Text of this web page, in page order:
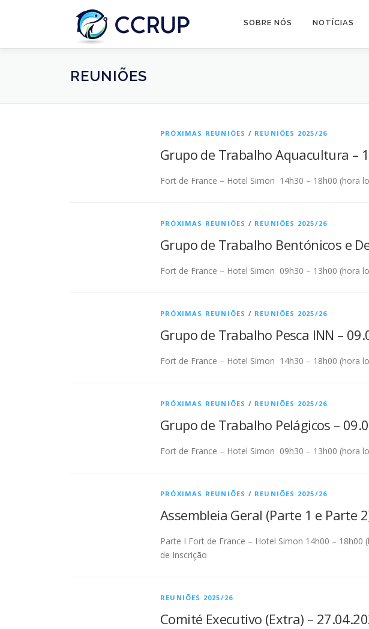
SOBRE NÓS NOTÍCIAS
REUNIÕES
PRÓXIMAS REUNIÕES / REUNIÕES 2025/26
Grupo de Trabalho Aquacultura –
Fort de France – Hotel Simon 14h30 – 18h00 (hora
PRÓXIMAS REUNIÕES / REUNIÕES 2025/26
Grupo de Trabalho Bentónicos e
Fort de France – Hotel Simon 09h30 – 13h00 (hora
PRÓXIMAS REUNIÕES / REUNIÕES 2025/26
Grupo de Trabalho Pesca INN –
Fort de France – Hotel Simon 14h30 – 18h00 (hora
PRÓXIMAS REUNIÕES / REUNIÕES 2025/26
Grupo de Trabalho Pelágicos –
Fort de France – Hotel Simon 09h30 – 13h00 (hora
PRÓXIMAS REUNIÕES / REUNIÕES 2025/26
Assembleia Geral (Parte 1 e Parte
Parte I Fort de France – Hotel Simon 14h00 –
de Inscrição
REUNIÕES 2025/26
Comité Executivo (Extra) –